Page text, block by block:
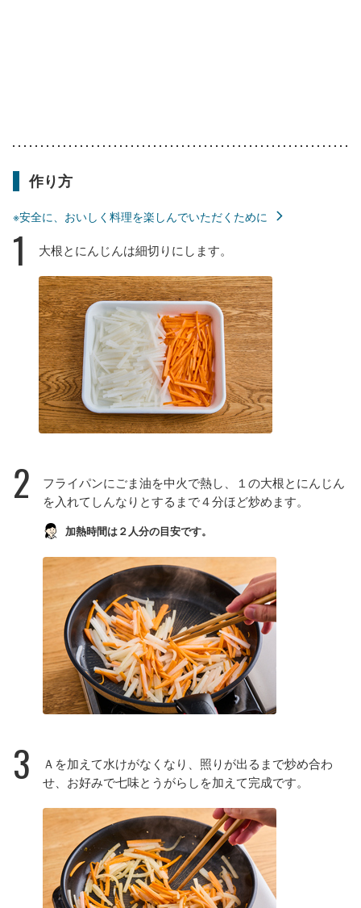
作り方
※安全に、おいしく料理を楽しんでいただくために
1 大根とにんじんは細切りにします。
2
フライパンにごま油を中火で熱し、１の大根とにんじん
を入れてしんなりとするまで４分ほど炒めます。
加熱時間は２人分の目安です。
3
Ａを加えて水けがなくなり、照りが出るまで炒め合わ
せ、お好みで七味とうがらしを加えて完成です。